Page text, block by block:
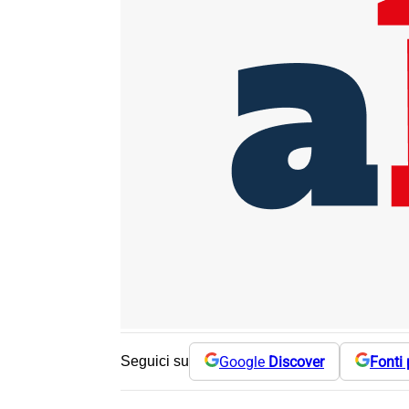
Seguici su Google Discover Fonti